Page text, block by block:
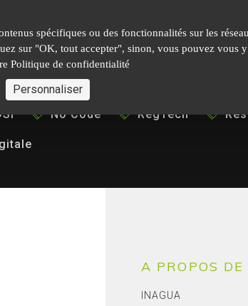
No Code RegTech
A PROPOS DE
INAGUA
spécifiques ou des fonctionnalités sur les
sur "OK, tout accepter", sinon, vous pouvez vous
Politique de confidentialité
Personnaliser